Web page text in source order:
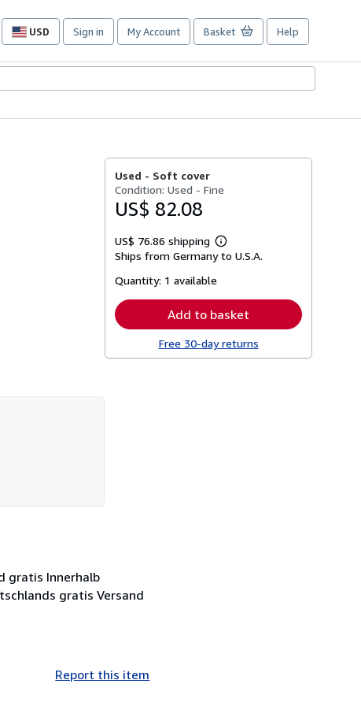
USD
Site
preferences
Sign in My Account Basket Help
Used - Soft cover
Condition: Used - Fine
US$ 82.08
US$ 76.86 shipping
Learn
more
Ships from Germany to U.S.A.
Quantity: 1 available
Add to basket
Free 30-day returns
gratis Innerhalb
gratis Versand
Report this item